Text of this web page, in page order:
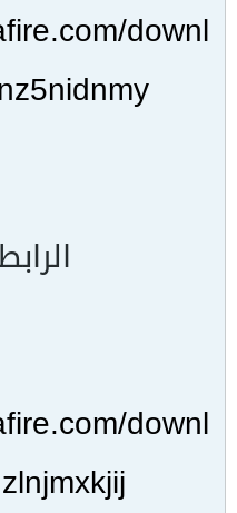
downl
downl